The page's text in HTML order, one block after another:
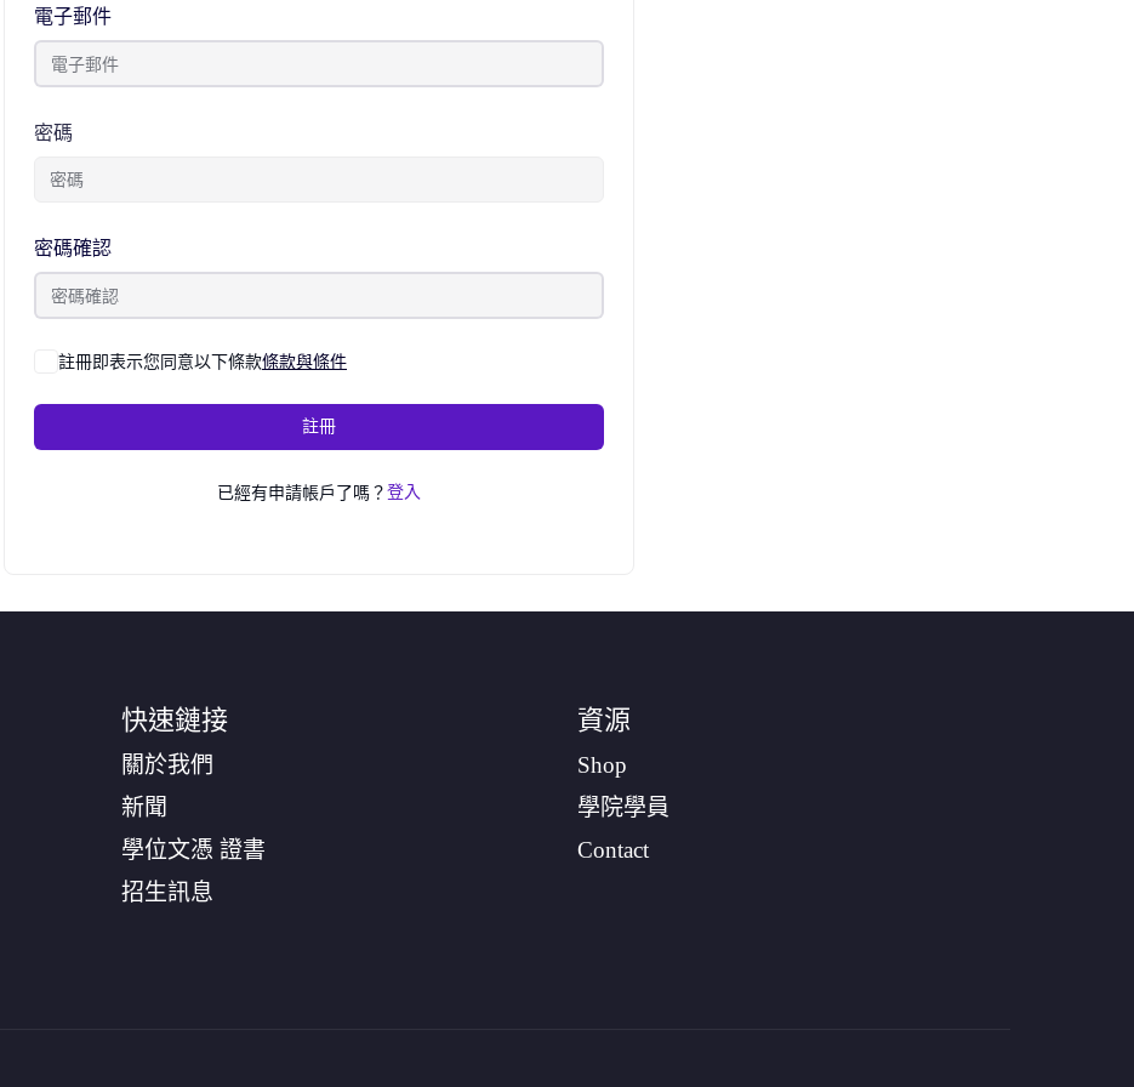
電子郵件
密碼
密碼確認
註冊即表示您同意以下條款條款與條件
註冊
已經有申請帳戶了嗎？ 登入
快速鏈接
關於我們
新聞
學位文憑 證書
招生訊息
資源
Shop
學院學員
Contact